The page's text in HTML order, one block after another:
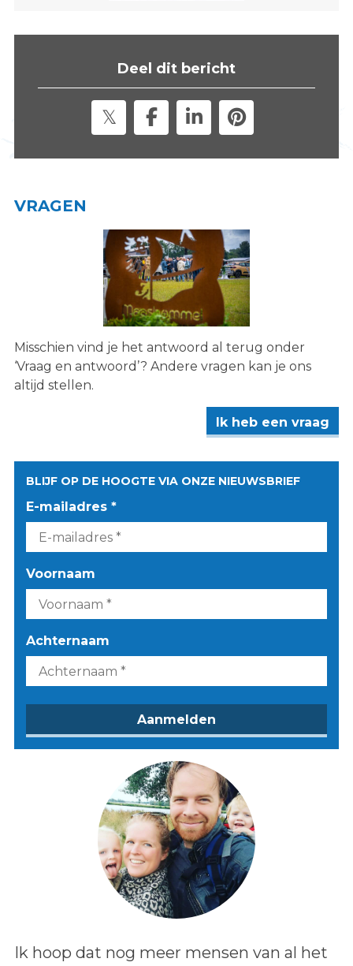
i
Deel dit bericht
VRAGEN
Misschien vind je het antwoord al terug onder
‘Vraag en antwoord’? Andere vragen kan je ons
altijd stellen.
Ik heb een vraag
BLIJF OP DE HOOGTE VIA ONZE NIEUWSBRIEF
E-mailadres *
Voornaam
Achternaam
Lees het bericht:
Ik hoop dat nog meer mensen van al het